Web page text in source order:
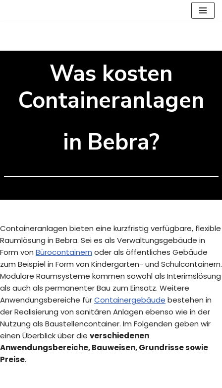
springen
Was kosten
Containeranlagen
in Bebra?
Containeranlagen bieten eine kurzfristig verfügbare, flexible
Raumlösung in Bebra. Sei es als Verwaltungsgebäude in
Form von Bürocontainern oder als öffentliches Gebäude
zum Beispiel in Form von Kindergarten- und Schulcontainern.
Modulare Raumsysteme kommen sowohl als Interimslösung
als auch als permanenter Bau zum Einsatz. Weitere
Anwendungsbereiche fürContainergebäude bestehen in
der Realisierung von sanitären Anlagen ebenso wie in der
Nutzung als Baustellencontainer. Im Folgenden geben wir
einen Überblick über die verschiedenen
Anwendungsbereiche, Bauweisen, Grundrisse sowie
Preise.